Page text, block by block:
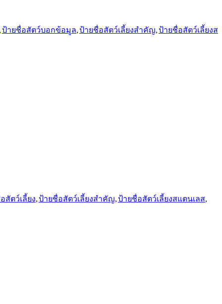
,ป้ายชื่อสัตว์บอกข้อมูล,ป้ายชื่อสัตว์เลี้ยงสำคัญ,ป้ายชื่อสัตว์เลี้ยงส
สัตว์เลี้ยง,ป้ายชื่อสัตว์เลี้ยงสำคัญ,ป้ายชื่อสัตว์เลี้ยงสแตนเลส,